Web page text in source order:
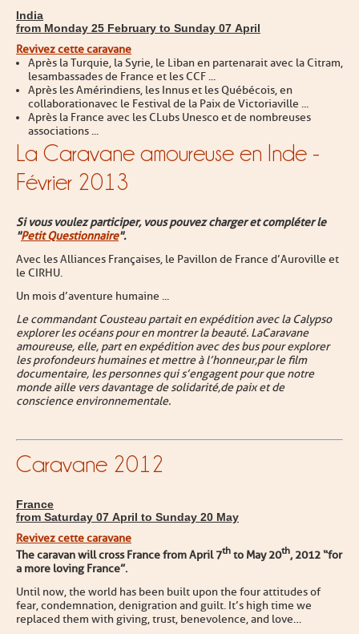
India
from Monday 25 February to Sunday 07 April
Revivez cette caravane
Après la Turquie, la Syrie, le Liban en partenarait avec la Citram,
lesambassades de France et les CCF ...
Après les Amérindiens, les Innus et les Québécois, en
collaborationavec le Festival de la Paix de Victoriaville ...
Après la France avec les CLubs Unesco et de nombreuses
associations ...
La Caravane amoureuse en Inde -
Février 2013
Si vous voulez participer, vous pouvez charger et compléter le
"Petit Questionnaire".
Avec les Alliances Françaises, le Pavillon de France d’Auroville et
le CIRHU.
Un mois d’aventure humaine ...
Le commandant Cousteau partait en expédition avec la Calypso
explorer les océans pour en montrer la beauté. LaCaravane
amoureuse, elle, part en expédition avec des bus pour explorer
les profondeurs humaines et mettre à l’honneur,par le film
documentaire, les personnes qui s’engagent pour que notre
monde aille vers davantage de solidarité,de paix et de
conscience environnementale.
Caravane 2012
France
from Saturday 07 April to Sunday 20 May
Revivez cette caravane
The caravan will cross France from April 7th to May 20th, 2012 “for
a more loving France”.
Until now, the world has been built upon the four attitudes of
fear, condemnation, denigration and guilt. It’s high time we
replaced them with giving, trust, benevolence, and love…